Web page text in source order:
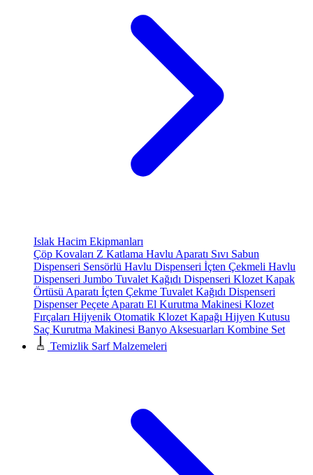
Islak Hacim Ekipmanları
Çöp Kovaları Z Katlama Havlu Aparatı Sıvı Sabun
Dispenseri Sensörlü Havlu Dispenseri İçten Çekmeli Havlu
Dispenseri Jumbo Tuvalet Kağıdı Dispenseri Klozet Kapak
Örtüsü Aparatı İçten Çekme Tuvalet Kağıdı Dispenseri
Dispenser Peçete Aparatı El Kurutma Makinesi Klozet
Fırçaları Hijyenik Otomatik Klozet Kapağı Hijyen Kutusu
Saç Kurutma Makinesi Banyo Aksesuarları Kombine Set
Temizlik Sarf Malzemeleri